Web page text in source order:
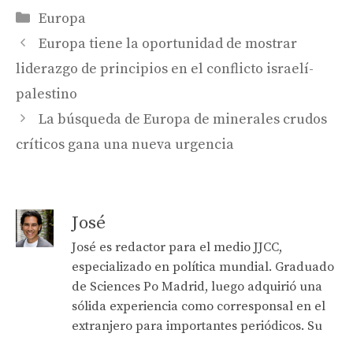
Categories
Europa
Europa tiene la oportunidad de mostrar
liderazgo de principios en el conflicto israelí-
palestino
La búsqueda de Europa de minerales crudos
críticos gana una nueva urgencia
José
José es redactor para el medio JJCC,
especializado en política mundial. Graduado
de Sciences Po Madrid, luego adquirió una
sólida experiencia como corresponsal en el
extranjero para importantes periódicos. Su